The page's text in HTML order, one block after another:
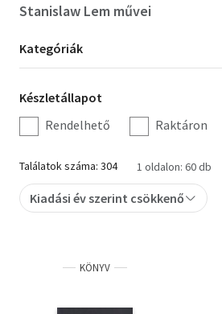
Hobbi, szabadidő
Irodalom
Művészet
Szakkönyv
Tankönyv, segédkönyv
Társadalomtudomány
Stanislaw Lem művei
Kategória
szűrés
Kategóriák
Készletállapot
szűrés
Készletállapot
Rendelhető
Raktáron
Találatok száma: 304 1 oldalon: 60 db
Kiadási év szerint csökkenő
KÖNYV